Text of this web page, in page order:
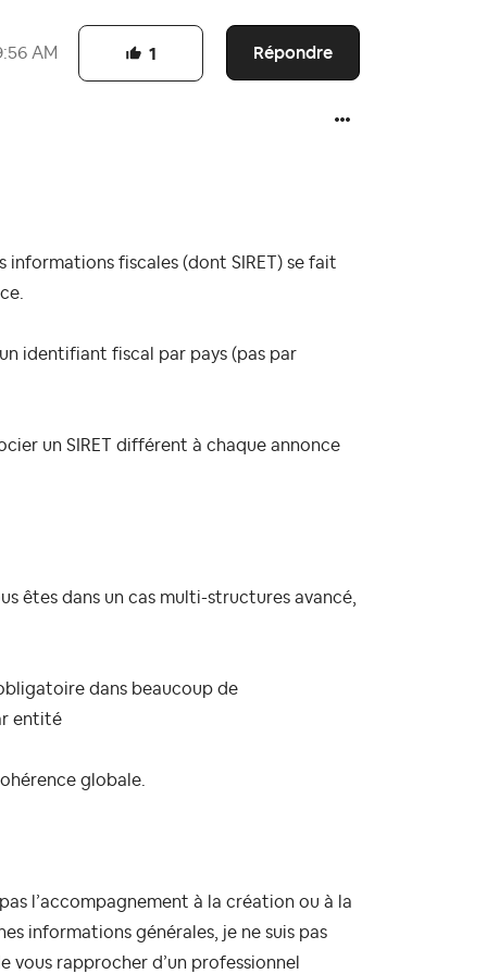
AM Répondre
1
informations fiscales (dont SIRET) se fait
un identifiant fiscal par pays (pas par
un SIRET différent à chaque annonce
êtes dans un cas multi-structures avancé,
dans beaucoup de
entité
globale.
l’accompagnement à la création ou à la
informations générales, je ne suis pas
vous rapprocher d’un professionnel